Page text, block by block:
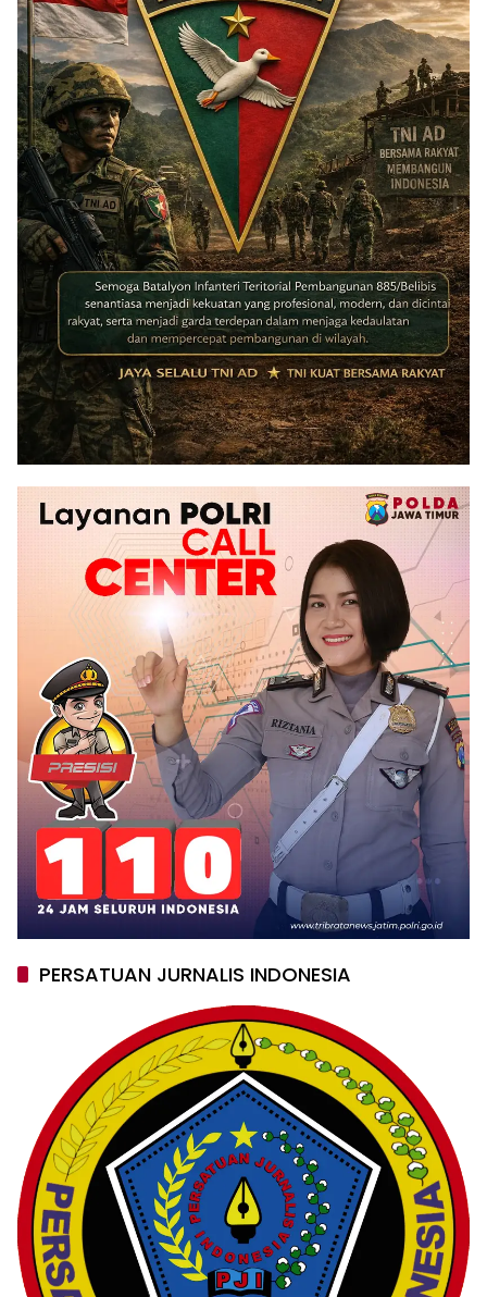
PERSATUAN JURNALIS INDONESIA